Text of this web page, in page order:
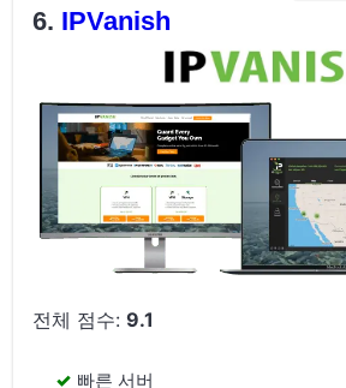
IPVanish
전체 점수:9.1
빠른 서버